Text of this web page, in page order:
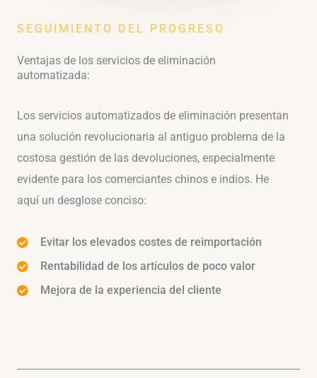
SEGUIMIENTO DEL PROGRESO
Ventajas de los servicios de eliminación
automatizada:
Los servicios automatizados de eliminación presentan
una solución revolucionaria al antiguo problema de la
costosa gestión de las devoluciones, especialmente
evidente para los comerciantes chinos e indios. He
aquí un desglose conciso:
Evitar los elevados costes de reimportación
Rentabilidad de los artículos de poco valor
Mejora de la experiencia del cliente